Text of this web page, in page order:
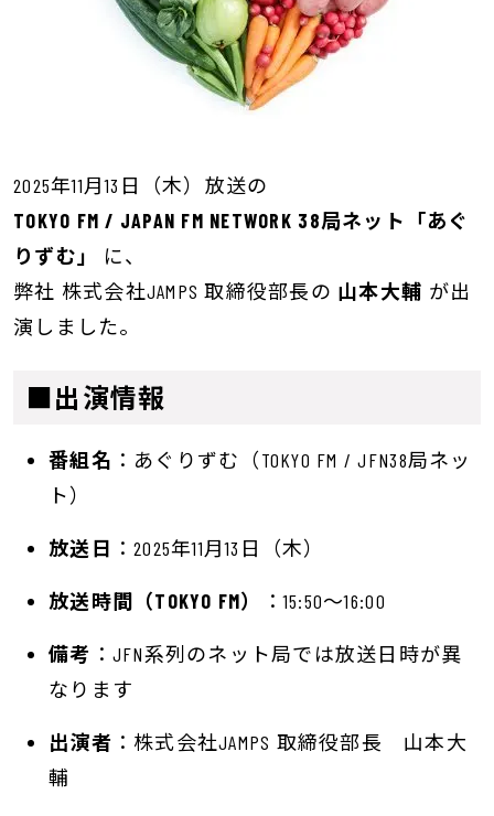
2025年11月13日（木）放送の
TOKYO FM / JAPAN FM NETWORK 38局ネット「あぐ
りずむ」
に、
弊社 株式会社JAMPS 取締役部長の 山本大輔 が出
演しました。
■出演情報
番組名 ：あぐりずむ（TOKYO FM / JFN38局ネッ
ト）
放送日 ：2025年11月13日（木）
放送時間（TOKYO FM） ：15:50〜16:00
備考 ：JFN系列のネット局では放送日時が異
なります
出演者 ：株式会社JAMPS 取締役部長 山本大
輔